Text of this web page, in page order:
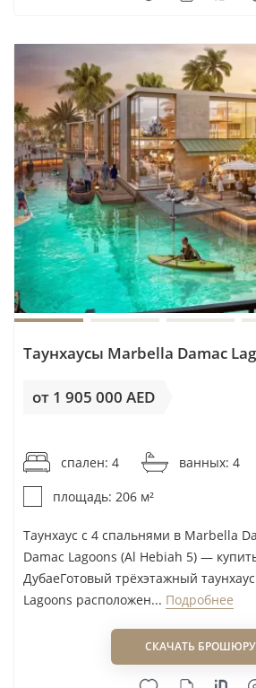
Таунхаусы Marbella Damac
от 1 905 000 AED
спален: 4
ванных: 4
площадь: 206 м²
Таунхаус с 4 спальнями в Marbella
Damac Lagoons (Al Hebiah 5) —
ДубаеГотовый трёхэтажный
Lagoons расположен... Подробнее
СКАЧАТЬ БРОШЮРУ